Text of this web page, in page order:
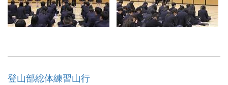
登山部総体練習山行